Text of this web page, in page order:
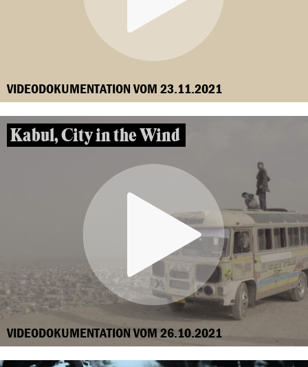
VIDEODOKUMENTATION VOM 23.11.2021
Kabul, City in the Wind
VIDEODOKUMENTATION VOM 26.10.2021